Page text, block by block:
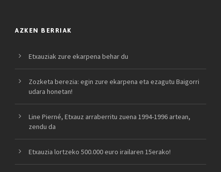
AZKEN BERRIAK
Etxauziak zure ekarpena behar du
Zozketa berezia: egin zure ekarpena eta ezagutu Baigorri
udara honetan!
Line Pierné, Etxauz arraberritu zuena 1994-1996 artean,
zendu da
Etxauzia lortzeko 500.000 euro irailaren 15erako!